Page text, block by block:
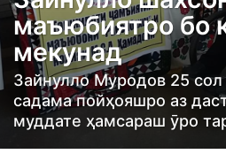
s
a
g
o
5
маъюбиятро бо
мекунад
Зайнулло Муродов 25 сол
садама пойҳояшро аз
муддате ҳамсараш ӯро